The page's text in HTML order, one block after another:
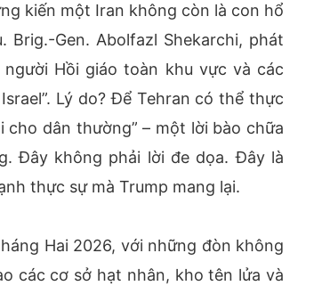
kiến một Iran không còn là con hổ
Gen. Abolfazl Shekarchi, phát
Hồi giáo toàn khu vực và các
Lý do? Để Tehran có thể thực
cho dân thường” – một lời bào chữa
Đây không phải lời đe dọa. Đây là
thực sự mà Trump mang lại.
Hai 2026, với những đòn không
các cơ sở hạt nhân, kho tên lửa và